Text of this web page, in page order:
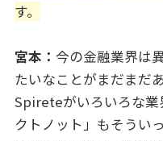
す。
宮本： 今の金融業界は
たいなことがまだまだ
Spireteがいろいろな業
クトノット」もそうい